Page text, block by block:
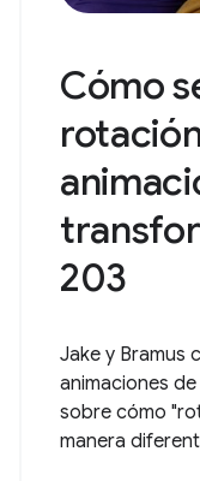
Cómo
203
Jake y Bramus
animaciones
sobre cómo
manera